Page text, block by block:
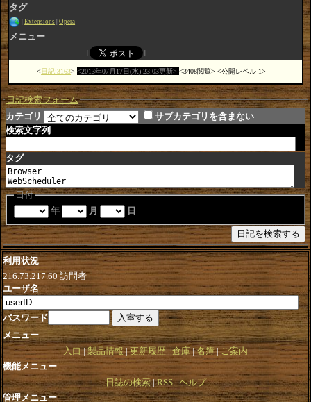
タグ
Extensions Opera
メニュー
日記:3163 2013年07月17日(水) 23:03更新 3408閲覧 公開レベル 1
日記検索フォーム
カテゴリ
サブカテゴリを含まない
検索文字列
タグ
日付
年
月 日
利用状況
216.73.217.60訪問者
ユーザ名
パスワード
メニュー
入口 製品情報 更新履歴 倉庫 名簿 ご案内
機能メニュー
日誌の検索 RSS ヘルプ
管理メニュー